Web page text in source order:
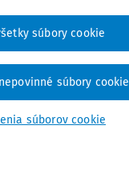
pracovnom
82/2005 Z.z.o
zákonov v
a
života vo
súborov cookie
súbory cookie
súbory cookie